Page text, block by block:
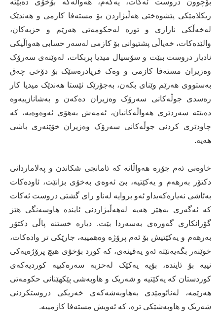
بۆچوون دروست ئەکات، یەکەم، هەواڵەکە بۆخۆى دەبێتە
ریکلامێکى پێشوەختى هەڵبژاردن بۆ مستەفا کازمى و هەندێک
لەخەڵکى نارازى و تورە لەحکومەتى هەرێم و حزبەکان،
والێدەکات، خەیاڵى پشتیوانى بۆ کازمى لەسەر حسابى هەواڵیکى
نادیار دروست ببێت و سۆسیال میدیا پربکات، لەوێنەى سەرۆک
وەزیران مستەفا کازمى و وەک فریادرەسێک بۆ دۆخى چەق
بەستووى هەرێم وێناى بکەن، بەجۆرێک ئێستا هەندێک میدیا کار
رەسدى جوڵەکانى سەرۆک وەزیران دەکەن و بەشانازییەوە
دەبێتە سەردێرى هەواڵەکانیان، ئەمەش بەهۆى ئەوەوەیە، کە
چاودێرى کردنى جوڵەکانى سەرۆک وەزیران خۆێنەرى باشى
هەیە.
خاوەنى ئەم جۆرە هەواڵانە کە ئامانجى شکاندن و پەلاماردانى
دکتۆر بەرهەم و یەکێتیە، بێ ئەوەى بەخۆى بزانێت، ئاودەکات
بەئاشى نەیارەکەیداو ئەو بروایە لەناو راى گشتى دروست ئەکات
کە ئەگەرى بەهێز هەیە لەهەڵبژاردنى ئایندە هاوسەنگى هێز
گۆرانکارى گەورەى بەسەردا بێت. دیارە خستنە پاڵى دکتۆر
بەرهەم و یەکێتیش بۆ ئەم پرۆژە وەهمییە، جارێکى تر وادەکات،
خوێنەر بگەیەنێتە ئەو یەقینەى، کە کورد بۆخۆى هیچ پرۆژەیەکى
نییە بۆ ئایندە، بۆیە یەکێک لەحزبە سەرەکییە کوردیەکەى
کوردستان کە یەکێتیە و شەریک و هاوبەشى پێکهێنانى حکومەتى
هەرێمە، لەنائومێدى بەهاوبەشەکەى خەریکى دروستکردنى
شەریک و هاوبەشێکى ترە، کە ئەویش مستەفا کازمییە.